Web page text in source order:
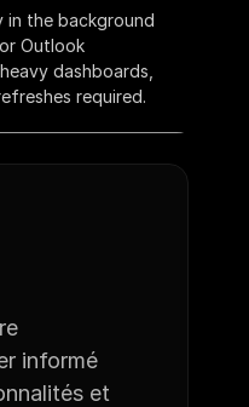
in the background
Outlook
dashboards,
required.
informé
et